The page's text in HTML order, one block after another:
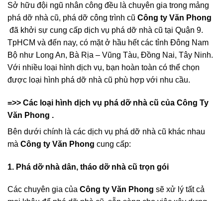
Sở hữu đội ngũ nhân công đều là chuyên gia trong mảng
phá dỡ nhà cũ, phá dỡ công trình cũ Công ty Văn Phong
đã khởi sự cung cấp dịch vụ phá dỡ nhà cũ tại Quận 9.
TpHCM và đến nay, có mặt ở hầu hết các tỉnh Đông Nam
Bộ như Long An, Bà Rịa – Vũng Tàu, Đồng Nai, Tây Ninh.
Với nhiều loại hình dịch vụ, bạn hoàn toàn có thể chọn
được loại hình phá dỡ nhà cũ phù hợp với nhu cầu.
=>> Các loại hình dịch vụ phá dỡ nhà cũ của Công Ty
Văn Phong .
Bên dưới chính là các dịch vụ phá dỡ nhà cũ khác nhau
mà Công ty Văn Phong cung cấp:
1. Phá dỡ nhà dân, tháo dỡ nhà cũ trọn gói
Các chuyên gia của Công ty Văn Phong sẽ xử lý tất cả